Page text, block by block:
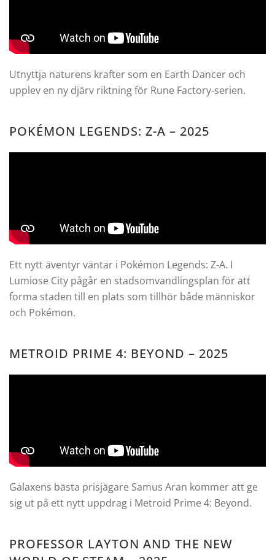
Utnyttja naturens krafter som en Earth Dancer och
upplev en ny djärv riktning för Rune Factory-serien.
POKÉMON LEGENDS: Z-A – 2025
Ett nytt äventyr väntar i Pokémon Legends: Z-A. I
Lumiose City pågår en stadsomvandlingsplan för att
forma staden till en plats som tillhör både människor
och Pokémon.
METROID PRIME 4: BEYOND – 2025
Galaxens bästa prisjägare Samus Aran kommer att ge
sig ut på ett nytt uppdrag i Metroid Prime 4: Beyond.
PROFESSOR LAYTON AND THE NEW